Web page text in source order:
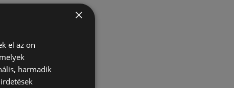
×
el az ön
harmadik